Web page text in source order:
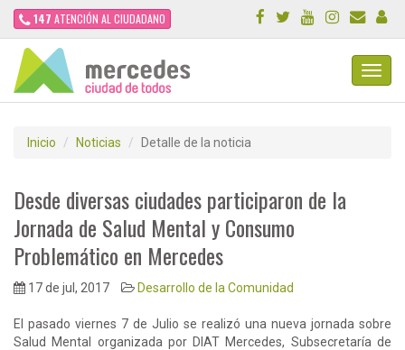
147 ATENCIÓN AL CIUDADANO
Inicio Noticias Detalle de la noticia
Desde diversas ciudades participaron de la
Jornada de Salud Mental y Consumo
Problemático en Mercedes
17 de jul, 2017 Desarrollo de la Comunidad
El pasado viernes 7 de Julio se realizó una nueva jornada sobre
Salud Mental organizada por DIAT Mercedes, Subsecretaría de